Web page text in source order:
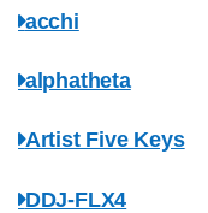
acchi
alphatheta
Artist Five Keys
DDJ-FLX4